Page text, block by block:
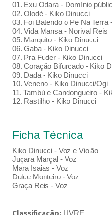
01. Exu Odara - Domínio
02. Olodé - Kiko Dinucci
03. Foi Batendo o Pé Na Terra
04. Vida Mansa - Norival Reis
05. Marquito - Kiko Dinucci
06. Gaba - Kiko Dinucci
07. Pra Fuder - Kiko Dinucci
08. Coração Bifurcado - Kiko
09. Dada - Kiko Dinucci
10. Veneno - Kiko Dinucci/Ogi
11. Tambú e Candongueiro -
12. Rastilho - Kiko Dinucci
Ficha Técnica
Kiko Dinucci - Voz e Violão
Juçara Marçal - Voz
Mara Isaias - Voz
Dulce Monteiro - Voz
Graça Reis - Voz
LIVRE